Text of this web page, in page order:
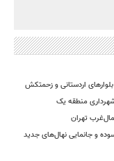
اردستانی و زحمتکش
منطقه یک
تهران
و جانمایی نهال‌های جدید